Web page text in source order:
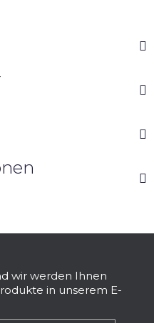
wir werden Ihnen
in unserem E-